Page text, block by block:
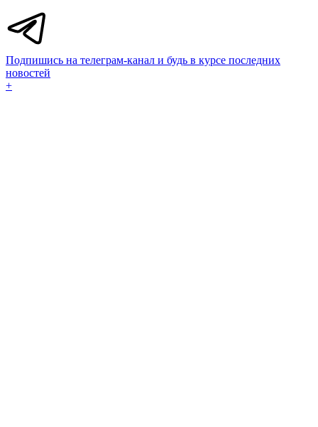
Подпишись на телеграм-канал и будь в курсе последних
новостей
+